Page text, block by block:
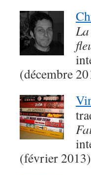
La
(décembre
(février 2013)